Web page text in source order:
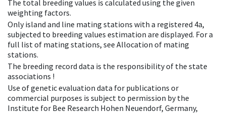
The total breeding values is calculated using the given
weighting factors.
Only island and line mating stations with a registered 4a,
subjected to breeding values estimation are displayed. For a
full list of mating stations, see Allocation of mating
stations.
The breeding record data is the responsibility of the state
associations !
Use of genetic evaluation data for publications or
commercial purposes is subject to permission by the
Institute for Bee Research Hohen Neuendorf, Germany,